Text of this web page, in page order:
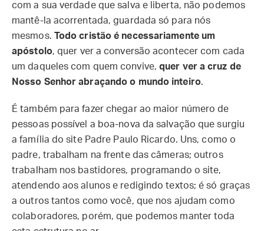
com a sua verdade que salva e liberta, não podemos
mantê-la acorrentada, guardada só para nós
mesmos. Todo cristão é necessariamente um
apóstolo, quer ver a conversão acontecer com cada
um daqueles com quem convive,quer ver a cruz de
Nosso Senhor abraçando o mundo inteiro.
É também para fazer chegar ao maior número de
pessoas possível a boa-nova da salvação que surgiu
a família do site Padre Paulo Ricardo. Uns, como o
padre, trabalham na frente das câmeras; outros
trabalham nos bastidores, programando o site,
atendendo aos alunos e redigindo textos; é só graças
a outros tantos como você, que nos ajudam como
colaboradores, porém, que podemos manter toda